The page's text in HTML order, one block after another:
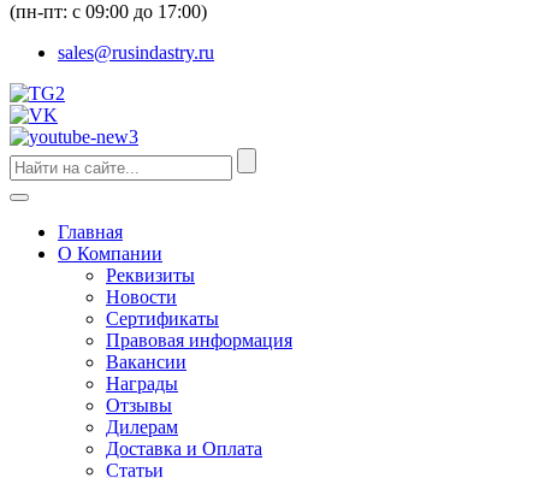
(пн-пт: с 09:00 до 17:00)
sales@rusindastry.ru
Главная
О Компании
Реквизиты
Новости
Сертификаты
Правовая информация
Вакансии
Награды
Отзывы
Дилерам
Доставка и Оплата
Статьи